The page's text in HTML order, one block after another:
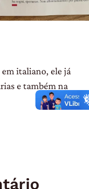
italiano, ele já
e também na